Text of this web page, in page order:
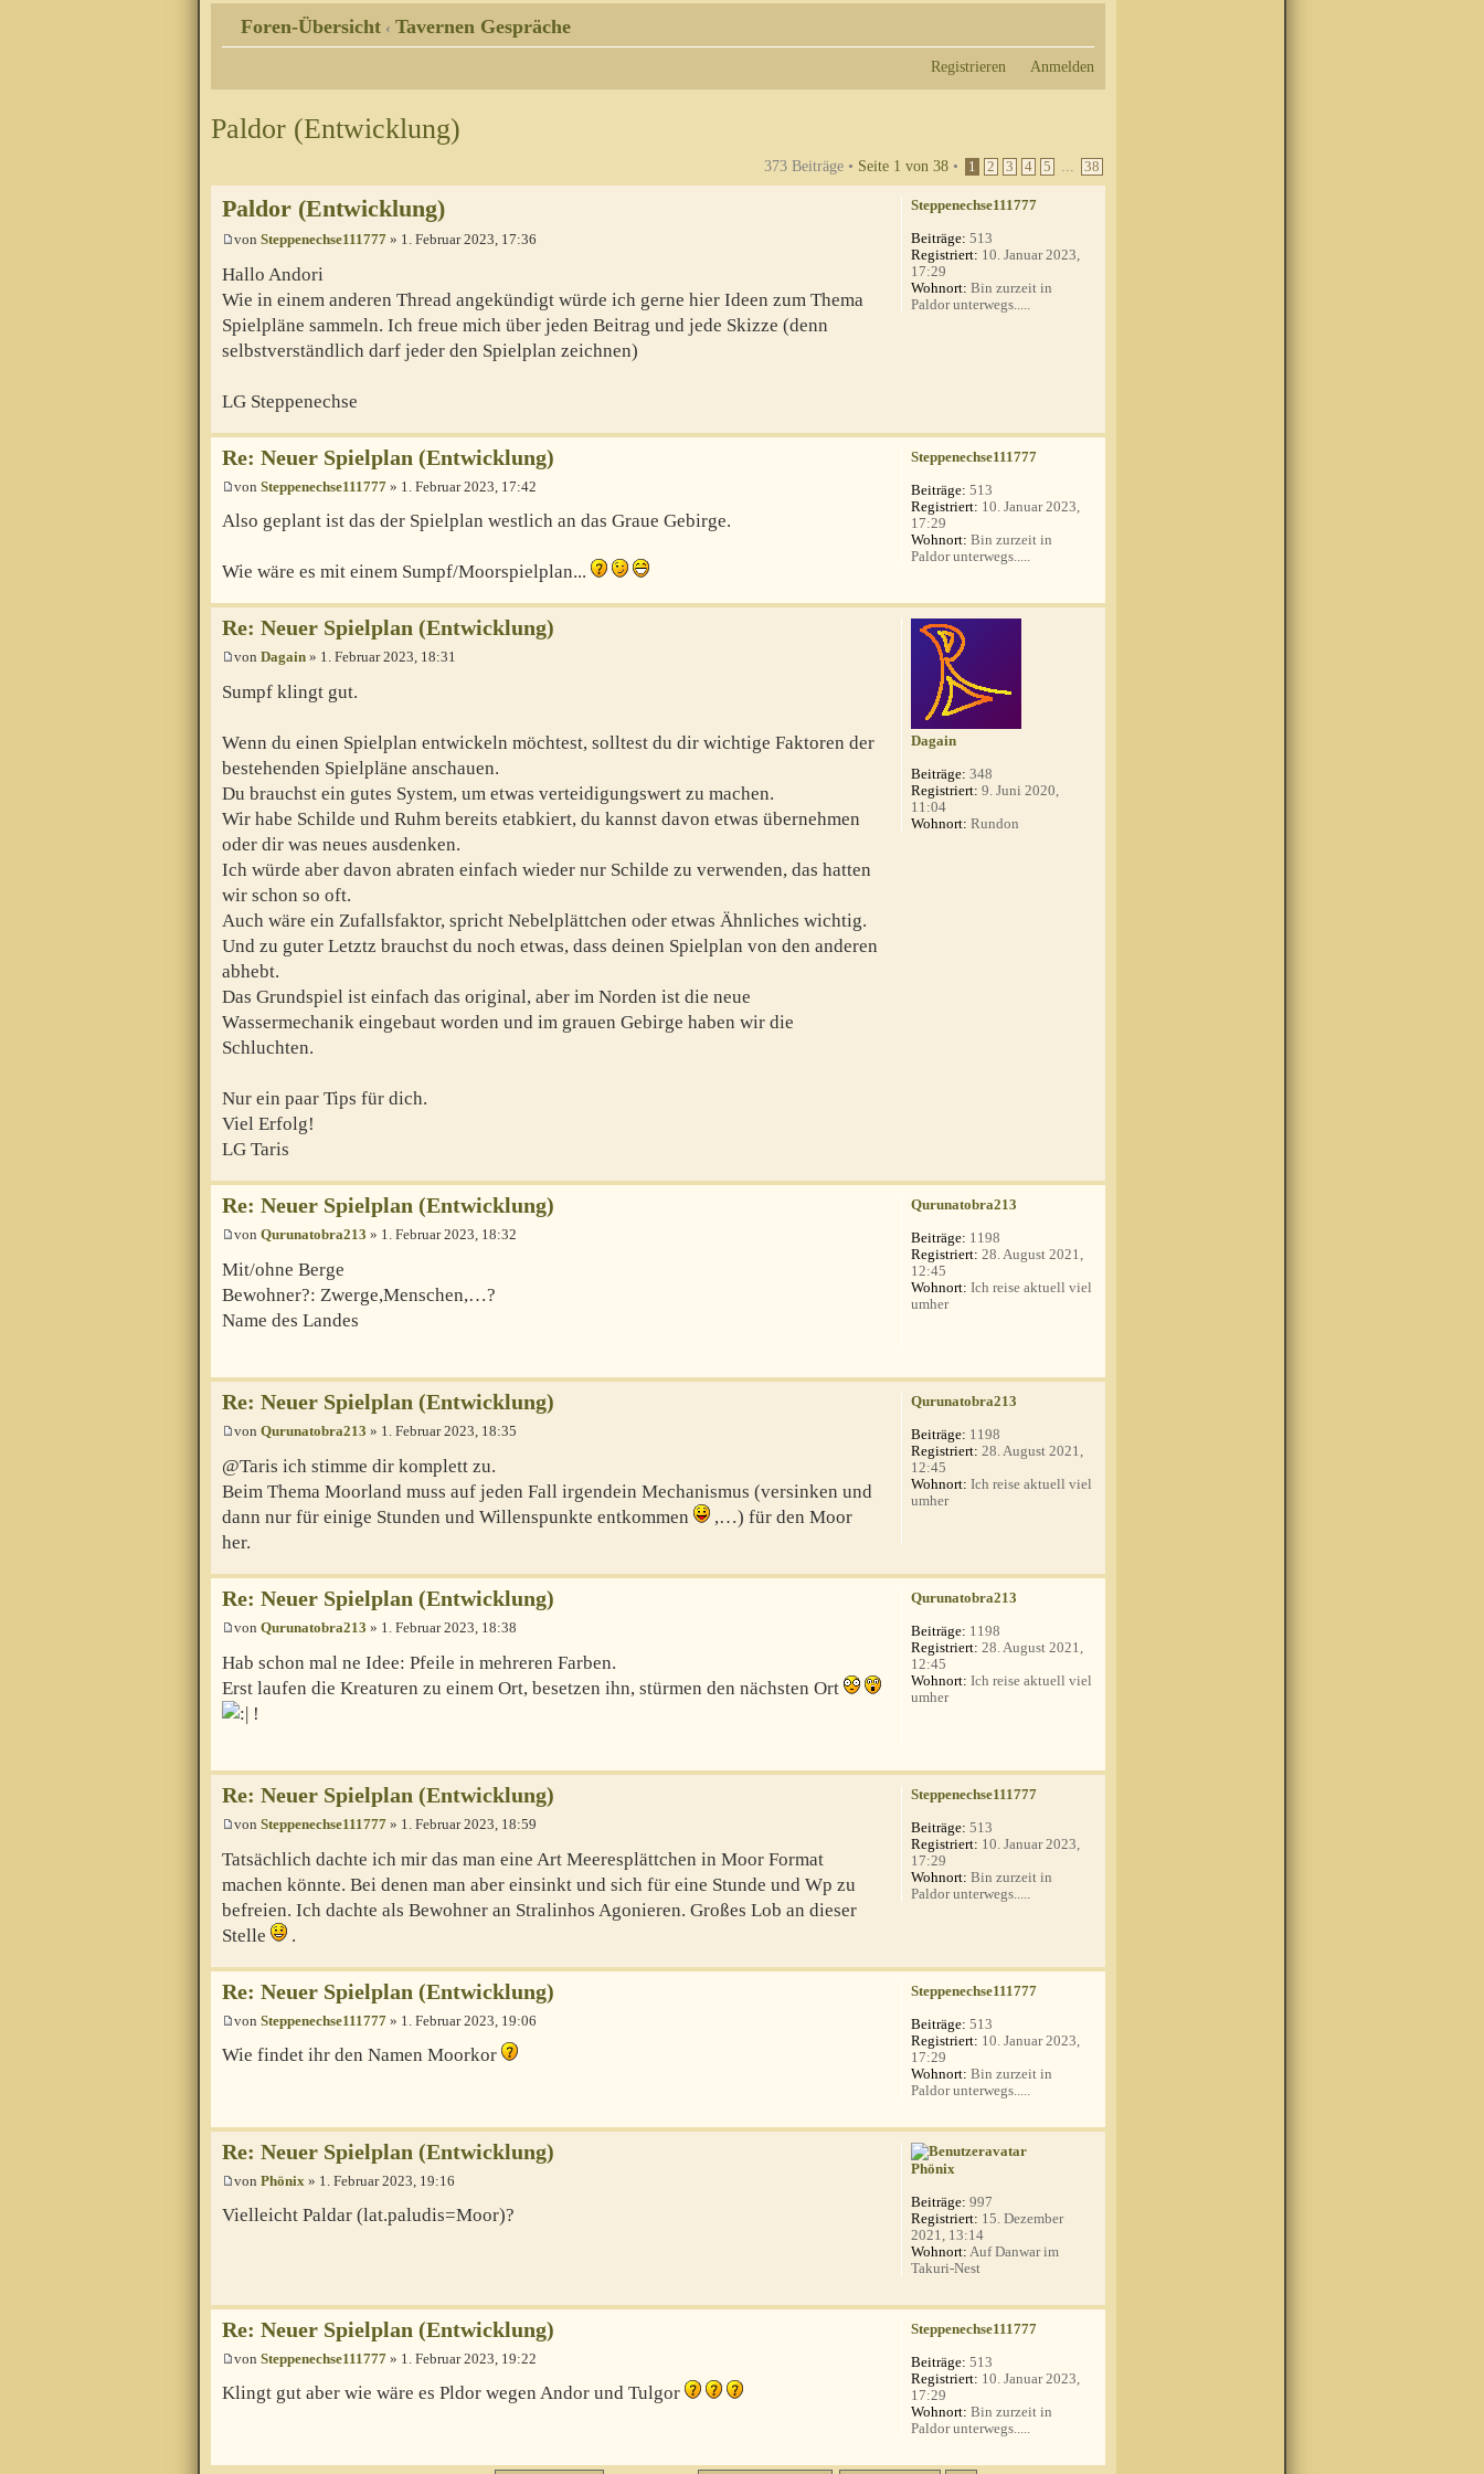
Foren-Übersicht ‹ Tavernen Gespräche
Registrieren Anmelden
Paldor (Entwicklung)
373 Beiträge • Seite 1 von 38 • 1 2 3 4 5 ... 38
Paldor (Entwicklung)
von Steppenechse111777 » 1. Februar 2023, 17:36
Hallo Andori
Wie in einem anderen Thread angekündigt würde ich gerne hier Ideen zum Thema
Spielpläne sammeln. Ich freue mich über jeden Beitrag und jede Skizze (denn
selbstverständlich darf jeder den Spielplan zeichnen)
LG Steppenechse
Steppenechse111777
Beiträge: 513
Registriert: 10. Januar 2023,
17:29
Wohnort: Bin zurzeit in
Paldor unterwegs.....
Re: Neuer Spielplan (Entwicklung)
von Steppenechse111777 » 1. Februar 2023, 17:42
Also geplant ist das der Spielplan westlich an das Graue Gebirge.
Wie wäre es mit einem Sumpf/Moorspielplan...
Steppenechse111777
Beiträge: 513
Registriert: 10. Januar 2023,
17:29
Wohnort: Bin zurzeit in
Paldor unterwegs.....
Re: Neuer Spielplan (Entwicklung)
von Dagain » 1. Februar 2023, 18:31
Sumpf klingt gut.
Wenn du einen Spielplan entwickeln möchtest, solltest du dir wichtige Faktoren der
bestehenden Spielpläne anschauen.
Du brauchst ein gutes System, um etwas verteidigungswert zu machen.
Wir habe Schilde und Ruhm bereits etabkiert, du kannst davon etwas übernehmen
oder dir was neues ausdenken.
Ich würde aber davon abraten einfach wieder nur Schilde zu verwenden, das hatten
wir schon so oft.
Auch wäre ein Zufallsfaktor, spricht Nebelplättchen oder etwas Ähnliches wichtig.
Und zu guter Letztz brauchst du noch etwas, dass deinen Spielplan von den anderen
abhebt.
Das Grundspiel ist einfach das original, aber im Norden ist die neue
Wassermechanik eingebaut worden und im grauen Gebirge haben wir die
Schluchten.
Nur ein paar Tips für dich.
Viel Erfolg!
LG Taris
Dagain
Beiträge: 348
Registriert: 9. Juni 2020,
11:04
Wohnort: Rundon
Re: Neuer Spielplan (Entwicklung)
von Qurunatobra213 » 1. Februar 2023, 18:32
Mit/ohne Berge
Bewohner?: Zwerge,Menschen,…?
Name des Landes
Qurunatobra213
Beiträge: 1198
Registriert: 28. August 2021,
12:45
Wohnort: Ich reise aktuell viel
umher
Re: Neuer Spielplan (Entwicklung)
von Qurunatobra213 » 1. Februar 2023, 18:35
@Taris ich stimme dir komplett zu.
Beim Thema Moorland muss auf jeden Fall irgendein Mechanismus (versinken und
dann nur für einige Stunden und Willenspunkte entkommen
,…) für den Moor
her.
Qurunatobra213
Beiträge: 1198
Registriert: 28. August 2021,
12:45
Wohnort: Ich reise aktuell viel
umher
Re: Neuer Spielplan (Entwicklung)
von Qurunatobra213 » 1. Februar 2023, 18:38
Hab schon mal ne Idee: Pfeile in mehreren Farben.
Erst laufen die Kreaturen zu einem Ort, besetzen ihn, stürmen den nächsten Ort
!
Qurunatobra213
Beiträge: 1198
Registriert: 28. August 2021,
12:45
Wohnort: Ich reise aktuell viel
umher
Re: Neuer Spielplan (Entwicklung)
von Steppenechse111777 » 1. Februar 2023, 18:59
Tatsächlich dachte ich mir das man eine Art Meeresplättchen in Moor Format
machen könnte. Bei denen man aber einsinkt und sich für eine Stunde und Wp zu
befreien. Ich dachte als Bewohner an Stralinhos Agonieren. Großes Lob an dieser
Stelle
.
Steppenechse111777
Beiträge: 513
Registriert: 10. Januar 2023,
17:29
Wohnort: Bin zurzeit in
Paldor unterwegs.....
Re: Neuer Spielplan (Entwicklung)
von Steppenechse111777 » 1. Februar 2023, 19:06
Wie findet ihr den Namen Moorkor
Steppenechse111777
Beiträge: 513
Registriert: 10. Januar 2023,
17:29
Wohnort: Bin zurzeit in
Paldor unterwegs.....
Re: Neuer Spielplan (Entwicklung)
von Phönix » 1. Februar 2023, 19:16
Vielleicht Paldar (lat.paludis=Moor)?
Phönix
Beiträge: 997
Registriert: 15. Dezember
2021, 13:14
Wohnort: Auf Danwar im
Takuri-Nest
Re: Neuer Spielplan (Entwicklung)
von Steppenechse111777 » 1. Februar 2023, 19:22
Klingt gut aber wie wäre es Pldor wegen Andor und Tulgor
Steppenechse111777
Beiträge: 513
Registriert: 10. Januar 2023,
17:29
Wohnort: Bin zurzeit in
Paldor unterwegs.....